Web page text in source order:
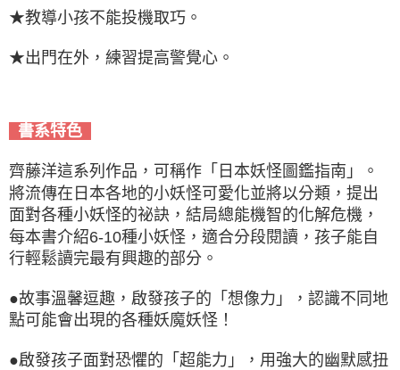
★教導小孩不能投機取巧。
★出門在外，練習提高警覺心。
書系特色
齊藤洋這系列作品，可稱作「日本妖怪圖鑑指南」。
將流傳在日本各地的小妖怪可愛化並將以分類，提出
面對各種小妖怪的祕訣，結局總能機智的化解危機，
每本書介紹6-10種小妖怪，適合分段閱讀，孩子能自
行輕鬆讀完最有興趣的部分。
●故事溫馨逗趣，啟發孩子的「想像力」，認識不同地
點可能會出現的各種妖魔妖怪！
●啟發孩子面對恐懼的「超能力」，用強大的幽默感扭